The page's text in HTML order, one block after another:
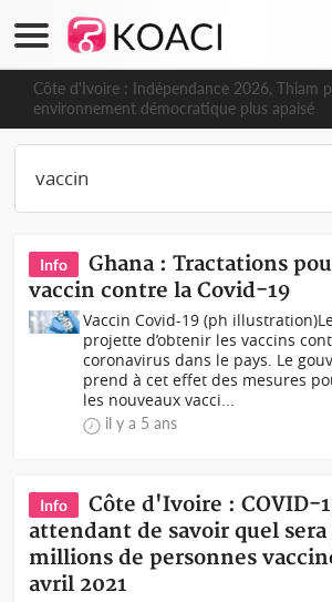
Côte d'Ivoire : Indépendance 2026, Thiam
environnement démocratique plus apaisé
Info
Ghana : Tractations
vaccin contre la Covid-19
Vaccin Covid-19 (ph
projette d’obtenir les vaccins
coronavirus dans le pays. Le
prend à cet effet des mesures
les nouveaux vacci...
il y a 5 ans
Info
Côte d'Ivoire : COVID-
attendant de savoir quel
millions de personnes
avril 2021